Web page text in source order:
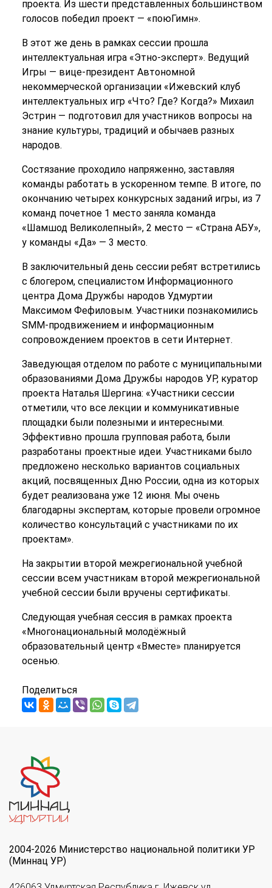
проекта. Из шести представленных большинством
голосов победил проект — «поюГимн».
В этот же день в рамках сессии прошла
интеллектуальная игра «Этно-эксперт». Ведущий
Игры — вице-президент Автономной
некоммерческой организации «Ижевский клуб
интеллектуальных игр «Что? Где? Когда?» Михаил
Эстрин — подготовил для участников вопросы на
знание культуры, традиций и обычаев разных
народов.
Состязание проходило напряженно, заставляя
команды работать в ускоренном темпе. В итоге, по
окончанию четырех конкурсных заданий игры, из 7
команд почетное 1 место заняла команда
«Шамшод Великолепный», 2 место — «Страна АБУ»,
у команды «Да» — 3 место.
В заключительный день сессии ребят встретились
с блогером, специалистом Информационного
центра Дома Дружбы народов Удмуртии
Максимом Фефиловым. Участники познакомились
SMM-продвижением и информационным
сопровождением проектов в сети Интернет.
Заведующая отделом по работе с муниципальными
образованиями Дома Дружбы народов УР, куратор
проекта Наталья Шергина: «Участники сессии
отметили, что все лекции и коммуникативные
площадки были полезными и интересными.
Эффективно прошла групповая работа, были
разработаны проектные идеи. Участниками было
предложено несколько вариантов социальных
акций, посвященных Дню России, одна из которых
будет реализована уже 12 июня. Мы очень
благодарны экспертам, которые провели огромное
количество консультаций с участниками по их
проектам».
На закрытии второй межрегиональной учебной
сессии всем участникам второй межрегиональной
учебной сессии были вручены сертификаты.
Следующая учебная сессия в рамках проекта
«Многонациональный молодёжный
образовательный центр «Вместе» планируется
осенью.
Поделиться
2004-2026 Министерство национальной политики УР
(Миннац УР)